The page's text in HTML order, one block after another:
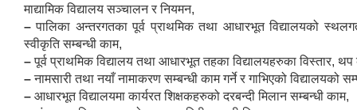
माद्यामिक विद्यालय सञ्चालन र नियमन,
–पालिका अन्तरगतका पूर्व प्राथमिक तथा आधारभूत विद्यालयको
स्वीकृति सम्बन्धी काम,
–पूर्व प्राथमिक विद्यालय तथा आधारभूत तहका विद्यालयहरुका विस्तार, थप
–नामसारी तथा नयाँ नामाकरण सम्बन्धी काम गर्ने र गाभिएको विद्यालयको
– आधारभूत विद्यालयमा कार्यरत शिक्षकहरुको दरबन्दी मिलान सम्बन्धी काम,